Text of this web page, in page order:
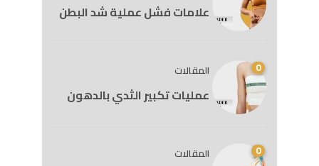
علامات فشل عملية شد البطن
0 المقالات
عمليات تكبير الثدي بالدهون
0 المقالات